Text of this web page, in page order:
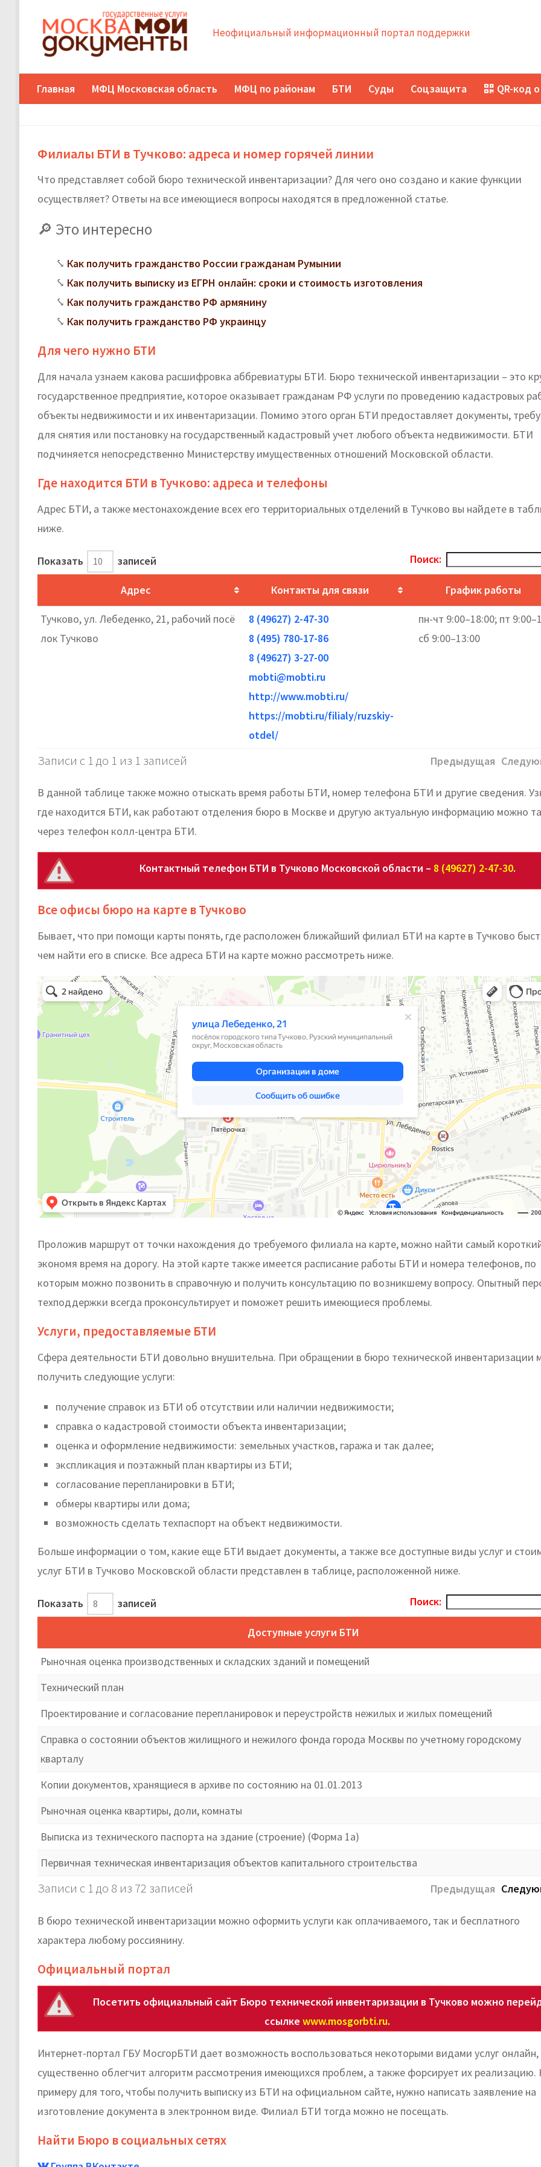
Неофициальный информационный портал поддержки
Главная МФЦ Московская область МФЦ по районам БТИ Суды Соцзащита QR-код
Филиалы БТИ в Тучково: адреса и номер горячей линии
Что представляет собой бюро технической инвентаризации? Для чего оно создано и какие функции
осуществляет? Ответы на все имеющиеся вопросы находятся в предложенной статье.
Это интересно
Как получить гражданство России гражданам Румынии
Как получить выписку из ЕГРН онлайн: сроки и стоимость изготовления
Как получить гражданство РФ армянину
Как получить гражданство РФ украинцу
Для чего нужно БТИ
Для начала узнаем какова расшифровка аббревиатуры БТИ. Бюро технической инвентаризации – это
государственное предприятие, которое оказывает гражданам РФ услуги по проведению кадастровых
объекты недвижимости и их инвентаризации. Помимо этого орган БТИ предоставляет документы,
для снятия или постановку на государственный кадастровый учет любого объекта недвижимости. БТИ
подчиняется непосредственно Министерству имущественных отношений Московской области.
Где находится БТИ в Тучково: адреса и телефоны
Адрес БТИ, а также местонахождение всех его территориальных отделений в Тучково вы найдете в
ниже.
Показать записей Поиск:
Адрес Контакты для связи График работы
Тучково, ул. Лебеденко, 21, рабочий посё
лок Тучково
8 (49627) 2-47-30
8 (495) 780-17-86
8 (49627) 3-27-00
mobti@mobti.ru
http://www.mobti.ru/
https://mobti.ru/filialy/ruzskiy-
otdel/
пн-чт 9:00–18:00; пт
сб 9:00–13:00
Записи с 1 до 1 из 1 записей Предыдущая
В данной таблице также можно отыскать время работы БТИ, номер телефона БТИ и другие сведения.
где находится БТИ, как работают отделения бюро в Москве и другую актуальную информацию можно
через телефон колл-центра БТИ.
Контактный телефон БТИ в Тучково Московской области – 8 (49627) 2-47-30.
Все офисы бюро на карте в Тучково
Бывает, что при помощи карты понять, где расположен ближайший филиал БТИ на карте в Тучково
чем найти его в списке. Все адреса БТИ на карте можно рассмотреть ниже.
Проложив маршрут от точки нахождения до требуемого филиала на карте, можно найти самый
экономя время на дорогу. На этой карте также имеется расписание работы БТИ и номера телефонов, по
которым можно позвонить в справочную и получить консультацию по возникшему вопросу. Опытный
техподдержки всегда проконсультирует и поможет решить имеющиеся проблемы.
Услуги, предоставляемые БТИ
Сфера деятельности БТИ довольно внушительна. При обращении в бюро технической инвентаризации
получить следующие услуги:
получение справок из БТИ об отсутствии или наличии недвижимости;
справка о кадастровой стоимости объекта инвентаризации;
оценка и оформление недвижимости: земельных участков, гаража и так далее;
экспликация и поэтажный план квартиры из БТИ;
согласование перепланировки в БТИ;
обмеры квартиры или дома;
возможность сделать техпаспорт на объект недвижимости.
Больше информации о том, какие еще БТИ выдает документы, а также все доступные виды услуг и
услуг БТИ в Тучково Московской области представлен в таблице, расположенной ниже.
Показать записей Поиск:
Доступные услуги БТИ
Рыночная оценка производственных и складских зданий и помещений
Технический план
Проектирование и согласование перепланировок и переустройств нежилых и жилых помещений
Справка о состоянии объектов жилищного и нежилого фонда города Москвы по учетному городскому
кварталу
Копии документов, хранящиеся в архиве по состоянию на 01.01.2013
Рыночная оценка квартиры, доли, комнаты
Выписка из технического паспорта на здание (строение) (Форма 1а)
Первичная техническая инвентаризация объектов капитального строительства
Записи с 1 до 8 из 72 записей Предыдущая
В бюро технической инвентаризации можно оформить услуги как оплачиваемого, так и бесплатного
характера любому россиянину.
Официальный портал
Посетить официальный сайт Бюро технической инвентаризации в Тучково можно
ссылке www.mosgorbti.ru.
Интернет-портал ГБУ МосгорБТИ дает возможность воспользоваться некоторыми видами услуг онлайн,
существенно облегчит алгоритм рассмотрения имеющихся проблем, а также форсирует их реализацию.
примеру для того, чтобы получить выписку из БТИ на официальном сайте, нужно написать заявление на
изготовление документа в электронном виде. Филиал БТИ тогда можно не посещать.
Найти Бюро в социальных сетях